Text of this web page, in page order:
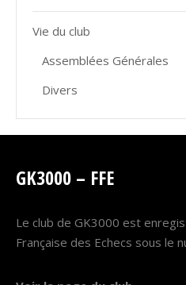
Vie du club
Assemblées Générales
Divers
GK3000 – FFE
Le club de GK3000 est
Française des Echecs sous le